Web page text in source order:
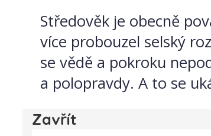
Středověk je obecně
více probouzel selský
se vědě a pokroku
a polopravdy. A to se
Zavřít